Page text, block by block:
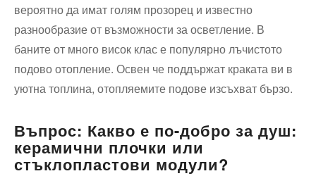
вероятно да имат голям прозорец и известно
разнообразие от възможности за осветление. В
баните от много висок клас е популярно лъчистото
подово отопление. Освен че поддържат краката ви в
уютна топлина, отопляемите подове изсъхват бързо.
Въпрос: Какво е по-добро за душ:
керамични плочки или
стъклопластови модули?